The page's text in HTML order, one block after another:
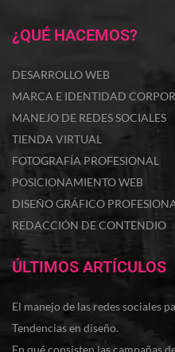
¿QUÉ HACEMOS?
DESARROLLO WEB
MARCA E IDENTIDAD
MANEJO DE REDES SOCIALES
TIENDA VIRTUAL
FOTOGRAFÍA PROFESIONAL
POSICIONAMIENTO WEB
DISEÑO GRÁFICO
REDACCIÓN DE CONTENDIO
ÚLTIMOS ARTÍCULOS
El manejo de las redes sociales
Tendencias en diseño.
En qué consisten las campañas